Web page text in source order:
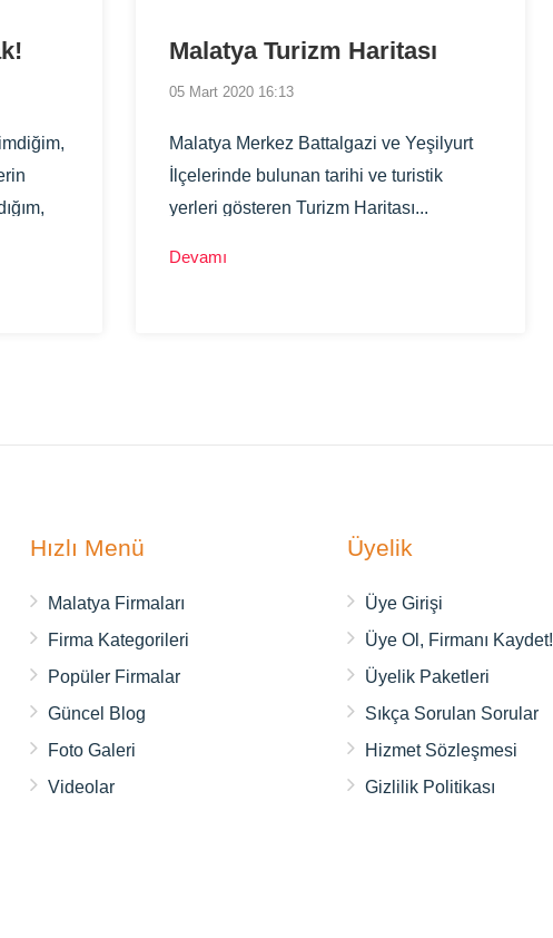
Malatya Turizm Haritası
05 Mart 2020 16:13
Malatya Merkez Battalgazi ve Yeşilyurt
İlçelerinde bulunan tarihi ve turistik
yerleri gösteren Turizm Haritası...
Devamı
Hızlı Menü
Malatya Firmaları
Firma Kategorileri
Popüler Firmalar
Güncel Blog
Foto Galeri
Videolar
Üyelik
Üye Girişi
Üye Ol, Firmanı Kaydet!
Üyelik Paketleri
Sıkça Sorulan Sorular
Hizmet Sözleşmesi
Gizlilik Politikası